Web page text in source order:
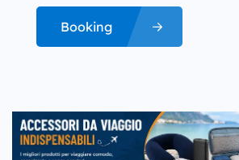
Booking